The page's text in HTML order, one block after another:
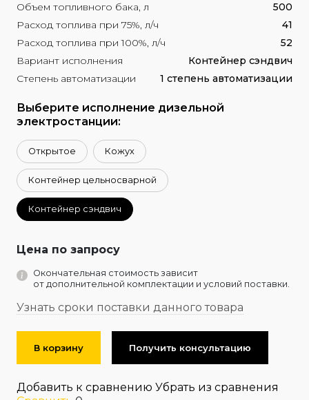
Объем топливного бака, л
500
Расход топлива при 75%, л/ч
41
Расход топлива при 100%, л/ч
52
Вариант исполнения
Контейнер сэндвич
Степень автоматизации
1 степень автоматизации
Выберите исполнение дизельной
электростанции:
Открытое Кожух
Контейнер цельносварной
Контейнер сэндвич
Цена по запросу
Окончательная стоимость зависит
от дополнительной комплектации и условий поставки.
Узнать сроки поставки данного товара
В корзину Получить консультацию
Добавить к сравнению Убрать из сравнения